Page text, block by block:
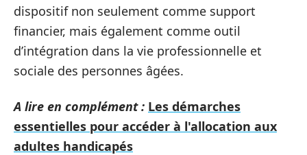
dispositif non seulement comme support
financier, mais également comme outil
d’intégration dans la vie professionnelle et
sociale des personnes âgées.
A lire en complément : Les démarches
essentielles pour accéder à l'allocation aux
adultes handicapés